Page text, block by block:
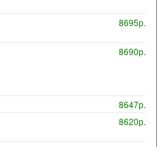
8695р.
8690р.
8647р.
8620р.